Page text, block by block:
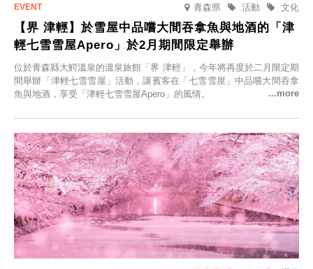
青森県 文化
活動
【界 津輕】於雪屋中品嚐大間吞拿魚與地酒的「津
輕七雪雪屋Apero」於2月期間限定舉辦
位於青森縣大鰐溫泉的溫泉旅館「界 津輕」，今年將再度於二月限定期
間舉辦「津輕七雪雪屋」活動，讓賓客在「七雪雪屋」中品嚐大間吞拿
魚與地酒，享受「津輕七雪雪屋Apero」的風情。